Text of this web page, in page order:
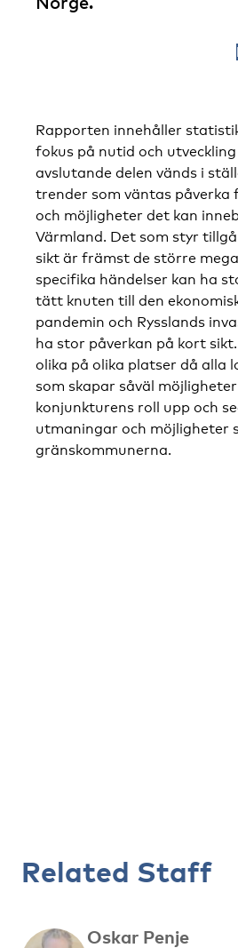
Rapporten innehåller
fokus på nutid och
avslutande delen vänds i
trender som väntas
och möjligheter det kan
Värmland. Det som styr
sikt är främst de större
specifika händelser kan ha
tätt knuten till den
pandemin och Rysslands
ha stor påverkan på kort
olika på olika platser då
som skapar såväl
konjunkturens roll upp och
utmaningar och möjligheter
gränskommunerna.
Related Staff
Oskar Penje